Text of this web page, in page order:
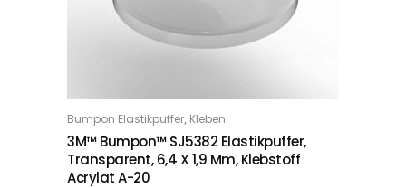
IN DEN WARENKORB
Bumpon Elastikpuffer, Kleben
3M™ Bumpon™ SJ5382 Elastikpuffer,
Transparent, 6,4 X 1,9 Mm, Klebstoff
Acrylat A-20